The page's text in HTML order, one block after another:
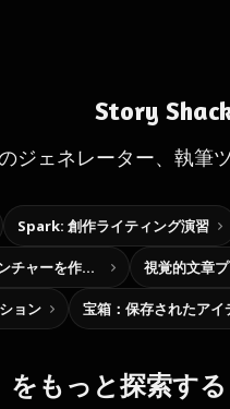
Story
ジェネレーター、執筆
Spark: 創作ライティング演習
自分だけの選択型アドベンチャーを作ろう 視覚的文章
ョン 宝箱：保存されたアイ
をもっと探索す